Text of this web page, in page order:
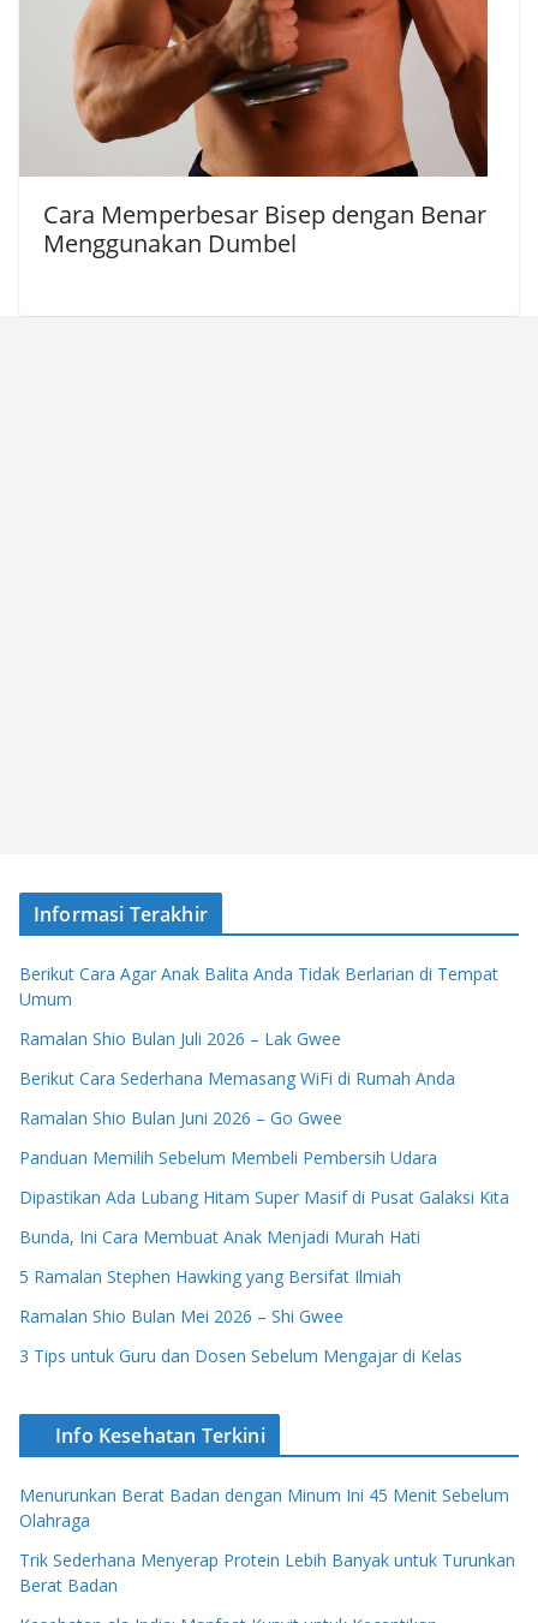
Cara Memperbesar Bisep dengan Benar
Menggunakan Dumbel
Informasi Terakhir
Berikut Cara Agar Anak Balita Anda Tidak Berlarian di Tempat
Umum
Ramalan Shio Bulan Juli 2026 – Lak Gwee
Berikut Cara Sederhana Memasang WiFi di Rumah Anda
Ramalan Shio Bulan Juni 2026 – Go Gwee
Panduan Memilih Sebelum Membeli Pembersih Udara
Dipastikan Ada Lubang Hitam Super Masif di Pusat Galaksi Kita
Bunda, Ini Cara Membuat Anak Menjadi Murah Hati
5 Ramalan Stephen Hawking yang Bersifat Ilmiah
Ramalan Shio Bulan Mei 2026 – Shi Gwee
3 Tips untuk Guru dan Dosen Sebelum Mengajar di Kelas
Info Kesehatan Terkini
Menurunkan Berat Badan dengan Minum Ini 45 Menit Sebelum
Olahraga
Trik Sederhana Menyerap Protein Lebih Banyak untuk Turunkan
Berat Badan